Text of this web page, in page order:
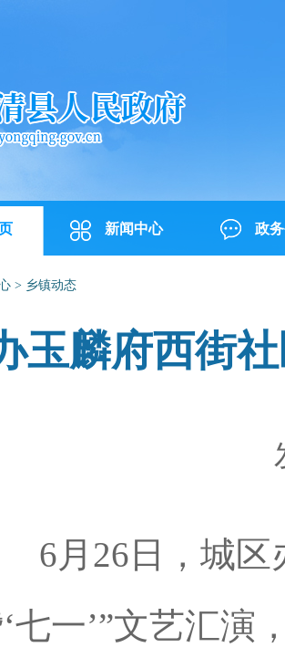
新闻中心 政
> 乡镇动态
玉麟府西街
月26日，城区
七一’”文艺汇演